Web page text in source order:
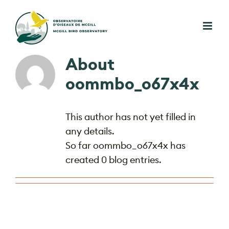
content
About
oommbo_o67x4x
This author has not yet filled in
any details.
So far oommbo_o67x4x has
created 0 blog entries.